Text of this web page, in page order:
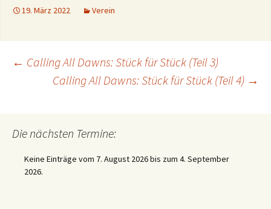
19. März 2022 Verein
Beitragsnavigation
← Calling All Dawns: Stück für Stück (Teil 3)
Calling All Dawns: Stück für Stück (Teil 4) →
Die nächsten Termine:
Keine Einträge vom 7. August 2026 bis zum 4. September
2026.